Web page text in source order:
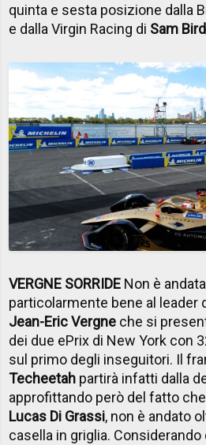
quinta e sesta posizione dalla
e dalla Virgin Racing di Sam Bird
VERGNE SORRIDE Non è
particolarmente bene al leader
Jean-Eric Vergne che si
dei due ePrix di New York con
sul primo degli inseguitori. Il
Techeetah partirà infatti dalla
approfittando però del fatto
Lucas Di Grassi, non è andato
casella in griglia. Considerando